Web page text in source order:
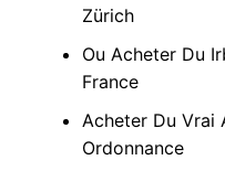
Zürich
Ou Acheter Du
France
Acheter Du Vrai
Ordonnance